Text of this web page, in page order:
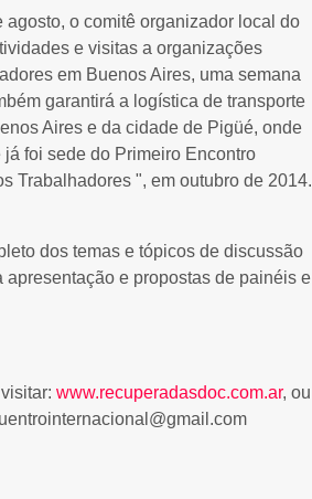
o comitê organizador local do
e visitas a organizações
em Buenos Aires, uma semana
garantirá a logística de transporte
Aires e da cidade de Pigüé, onde
foi sede do Primeiro Encontro
Trabalhadores ", em outubro de 2014.
dos temas e tópicos de discussão
e propostas de painéis e
www.recuperadasdoc.com.ar, ou